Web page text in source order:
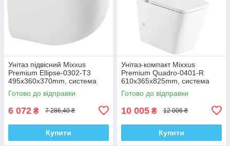
Унітаз підвісний Mixxus
Premium Ellipse-0302-T3
495x360x370mm, система
змиву Tornado 3.0 (MP6462)
Готово до відправки
6 072 ₴ 7 286,40 ₴
Купити
Унітаз-компакт Mixxus
Premium Quadro-0401-R
610x365x825mm, система
змиву RIMLESS (MP6457)
Готово до відправки
10 005 ₴ 12 006 ₴
Купити